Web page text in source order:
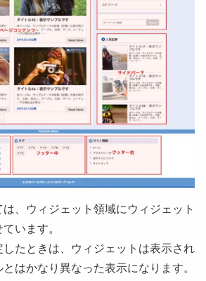
、ウィジェット領域にウィジェット
います。
たときは、ウィジェットは表示され
はかなり異なった表示になります。